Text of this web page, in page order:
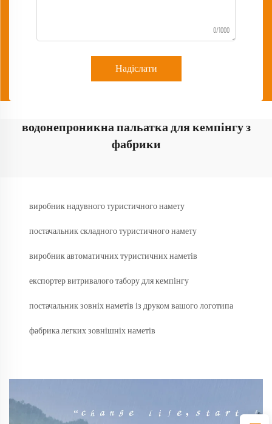
0/1000
Надіслати
водонепроникна пальатка для кемпінгу з
фабрики
виробник надувного туристичного намету
постачальник складного туристичного намету
виробник автоматичних туристичних наметів
експортер витривалого табору для кемпінгу
постачальник зовніх наметів із друком вашого логотипа
фабрика легких зовнішніх наметів